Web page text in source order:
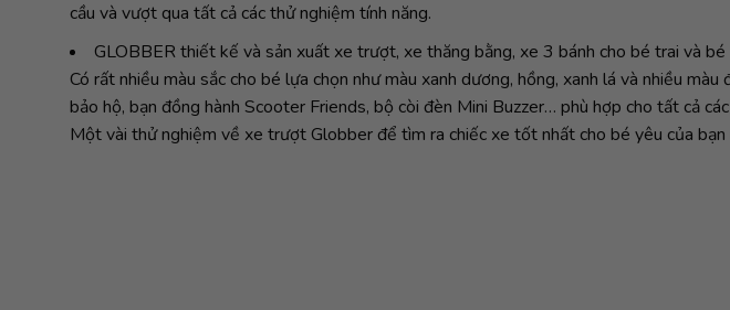
cầu và vượt qua tất cả các thử nghiệm tính năng.
GLOBBER thiết kế và sản xuất xe trượt, xe thăng bằng, xe 3 bánh cho bé trai và
Có rất nhiều màu sắc cho bé lựa chọn như màu xanh dương, hồng, xanh lá và nhiều
bảo hộ, bạn đồng hành Scooter Friends, bộ còi đèn Mini Buzzer… phù hợp cho tất cả
Một vài thử nghiệm về xe trượt Globber để tìm ra chiếc xe tốt nhất cho bé yêu của bạn